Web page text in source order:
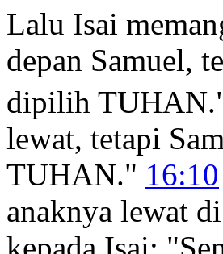
Lalu Isai
depan Samuel,
dipilih
lewat, tetapi
TUHAN." 16:10
anaknya lewat